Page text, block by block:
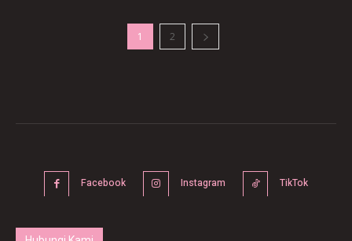
1 2
Facebook Instagram TikTok